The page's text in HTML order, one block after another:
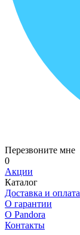
Перезвоните мне
0
Акции
Каталог
Доставка и оплата
О гарантии
О Pandora
Контакты